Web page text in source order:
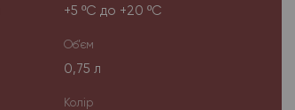
+5 ºС до +20 ºС
Об’єм
0,75 л
Колір